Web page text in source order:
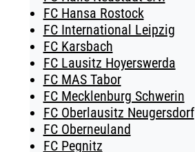
FC Hansa Rostock
FC International Leipzig
FC Karsbach
FC Lausitz Hoyerswerda
FC MAS Tabor
FC Mecklenburg Schwerin
FC Oberlausitz Neugersdorf
FC Oberneuland
FC Pegnitz